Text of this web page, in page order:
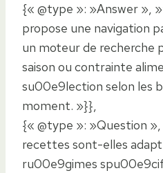
{« @type »: »Answer »,
propose une navigation
un moteur de recherche
saison ou contrainte
su00e9lection selon les
moment. »}},
{« @type »: »Question
recettes sont-elles
ru00e9gimes